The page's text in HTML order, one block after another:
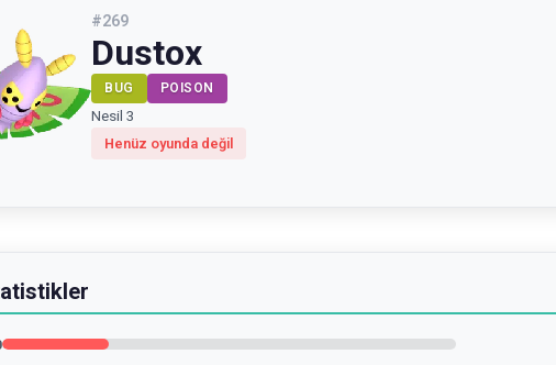
#269
Dustox
BUG POISON
Nesil 3
Henüz oyunda değil